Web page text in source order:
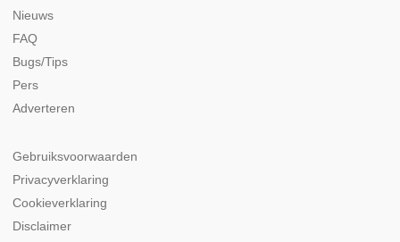
Nieuws
FAQ
Bugs/Tips
Pers
Adverteren
Gebruiksvoorwaarden
Privacyverklaring
Cookieverklaring
Disclaimer